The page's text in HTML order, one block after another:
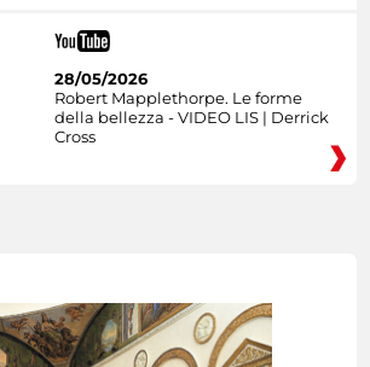
28/05/2026
Robert Mapplethorpe. Le forme
della bellezza - VIDEO LIS | Derrick
Cross